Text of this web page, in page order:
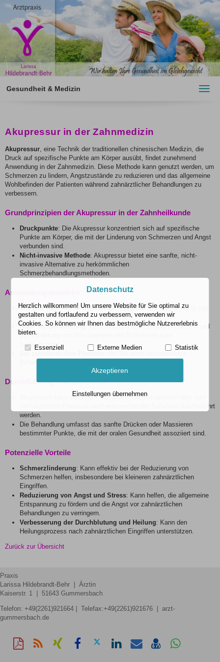
Gesundheit & Medizin
Akupressur in der Zahnmedizin
Akupressur, eine Technik der traditionellen chinesischen Medizin, die
Druck auf spezifische Punkte am Körper ausübt, findet zunehmend
Anwendung in der Zahnmedizin. Diese Methode kann genutzt werden, um
Schmerzen zu lindern, Angstzustände zu reduzieren und das allgemeine
Wohlbefinden der Patienten während zahnärztlicher Behandlungen zu
verbessern.
Grundprinzipien der Akupressur in der Zahnheilkunde
Druckpunkte: Die Akupressur konzentriert sich auf spezifische
Punkte am Körper, die mit der Linderung von Schmerzen und Angst
verbunden sind.
Nicht-invasive Methode: Akupressur bietet eine sanfte, nicht-
invasive Alternative zu herkömmlichen
Schmerzbehandlungsmethoden.
Anwendungsbereiche
Vor und während zahnärztlicher Eingriffe: Zur Reduzierung von
Angst und Stress bei den Patienten.
Nach der Behandlung : Zur Förderung des Heilungsprozesses und
zur Minderung von Beschwerden wie Schmerzen oder
Schwellungen.
Durchführung und Techniken
Akupressur kann von einem ausgebildeten Therapeuten oder vom
zahnärztlichen Personal nach entsprechender Schulung durchgeführt
werden.
Die Behandlung umfasst das sanfte Drücken oder Massieren
bestimmter Punkte, die mit der oralen Gesundheit assoziiert sind.
Potenzielle Vorteile
Schmerzlinderung: Kann effektiv bei der Reduzierung von
Schmerzen helfen, insbesondere bei kleineren zahnärztlichen
Eingriffen.
Reduzierung von Angst und Stress: Kann helfen, die allgemeine
Entspannung zu fördern und die Angst vor zahnärztlichen
Behandlungen zu verringern.
Verbesserung der Durchblutung und Heilung: Kann den
Heilungsprozess nach zahnärztlichen Eingriffen unterstützen.
Zurück zur Übersicht
Praxis
Larissa Hildebrandt-Behr | Ärztin
Kaiserstr. 1 | 51643 Gummersbach
Telefon: +49(2261)921664
| Telefax:+49(2261)921676 | arzt-
gummersbach.de
Diese
Seite
RSS-
Feed
Auf
Xing
Auf
Facebook
Auf
Twitter
Auf
LinkedIn
Per
Mail
vCard
speichern
Datenschutz
Herzlich willkommen! Um unsere Website für Sie optimal zu
gestalten und fortlaufend zu verbessern, verwenden wir
Cookies. So können wir Ihnen das bestmögliche Nutzererlebnis
bieten.
Essenziell Externe Medien Statistik
Akzeptieren
Einstellungen übernehmen